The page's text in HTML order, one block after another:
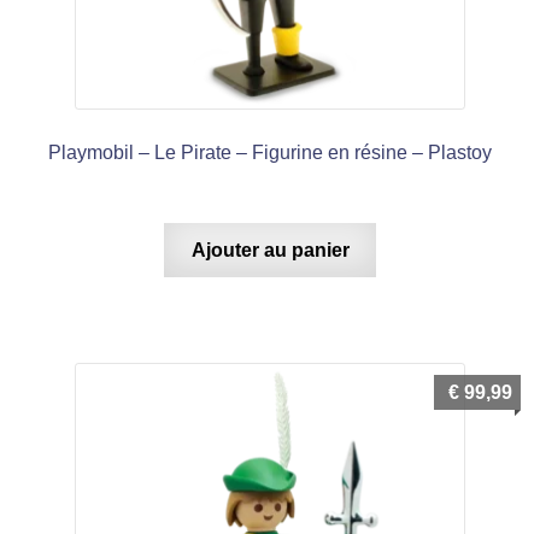
Playmobil – Le Pirate – Figurine en résine – Plastoy
Ajouter au panier
€ 99,99